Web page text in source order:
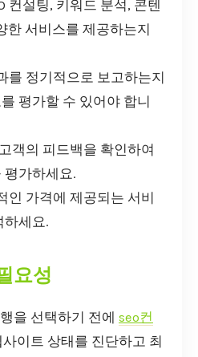
컨설팅, 키워드 분석, 콘텐
한 서비스를 제공하는지
를 정기적으로 보고하는지
평가할 수 있어야 합니
객의 피드백을 확인하여
평가하세요.
인 가격에 제공되는 서비
하세요.
요성
을 선택하기 전에 seo컨
이트 상태를 진단하고 최